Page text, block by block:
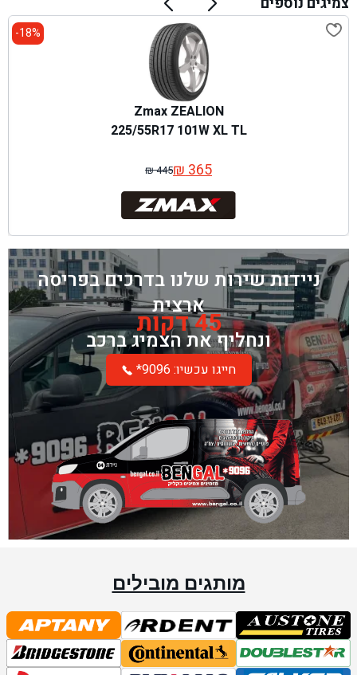
18%-
Zmax ZEALION
225/55R17 101W XL TL
₪445
המחיר
המקורי
היה:
₪ 445.
₪365 המחיר
הנוכחי
הוא:
₪ 365.
ניידות שירות שלנו בדרכים בפריסה
ארצית
45 דקות
ונחליף את הצמיג ברכב
*חייגו עכשיו: 9096
מותגים מובילים